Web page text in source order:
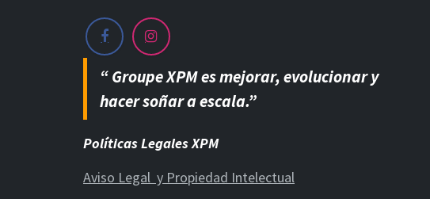
“ Groupe XPM es mejorar, evolucionar y
hacer soñar a escala.”
Políticas Legales XPM
Aviso Legal y Propiedad Intelectual